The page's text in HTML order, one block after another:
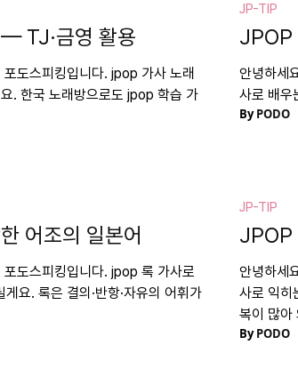
TJ·금영 활용
도스피킹입니다. jpop 가사 노래
. 한국 노래방으로도 jpop 학습 가
JP-TIP
JPOP
안녕하세
사로 배우
ByPODO
어조의 일본어
도스피킹입니다. jpop 록 가사로
요. 록은 결의·반항·자유의 어휘가
JP-TIP
JPOP
안녕하세
사로 익히
복이 많아
ByPODO